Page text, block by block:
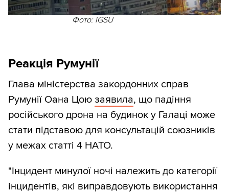
Фото: IGSU
Реакція Румунії
Глава міністерства закордонних справ
Румунії Оана Цою заявила, що падіння
російського дрона на будинок у Галаці може
стати підставою для консультацій союзників
у межах статті 4 НАТО.
"Інцидент минулої ночі належить до категорії
інцидентів, які виправдовують використання